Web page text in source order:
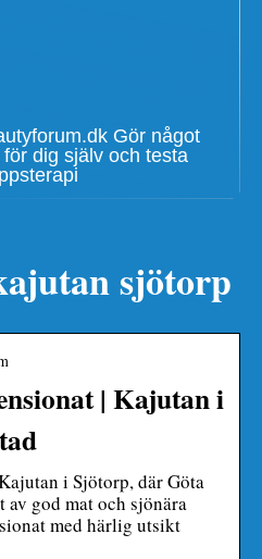
Gör något
för dig själv och testa
sjötorp
| Kajutan i
i Sjötorp, där Göta
god mat och sjönära
med härlig utsikt